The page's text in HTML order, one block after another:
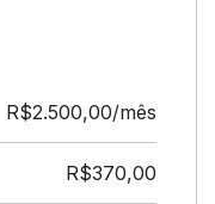
R$2.500,00/mês
R$370,00